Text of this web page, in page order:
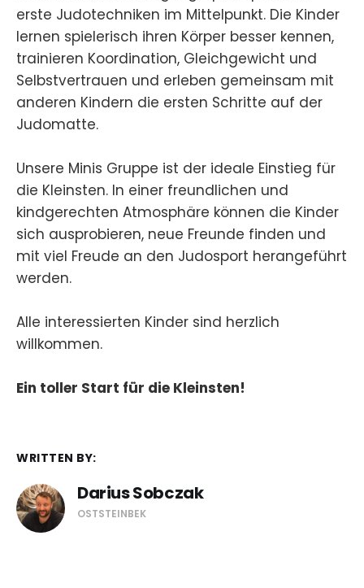
erste Judotechniken im Mittelpunkt. Die Kinder
lernen spielerisch ihren Körper besser kennen,
trainieren Koordination, Gleichgewicht und
Selbstvertrauen und erleben gemeinsam mit
anderen Kindern die ersten Schritte auf der
Judomatte.
Unsere Minis Gruppe ist der ideale Einstieg für
die Kleinsten. In einer freundlichen und
kindgerechten Atmosphäre können die Kinder
sich ausprobieren, neue Freunde finden und
mit viel Freude an den Judosport herangeführt
werden.
Alle interessierten Kinder sind herzlich
willkommen.
Ein toller Start für die Kleinsten!
WRITTEN BY:
Darius Sobczak
OSTSTEINBEK